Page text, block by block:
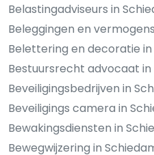
Belastingadviseurs in
Beleggingen en
Belettering en decoratie in
Bestuursrecht advocaat in
Beveiligingsbedrijven in
Beveiligings camera in
Bewakingsdiensten in
Bewegwijzering in